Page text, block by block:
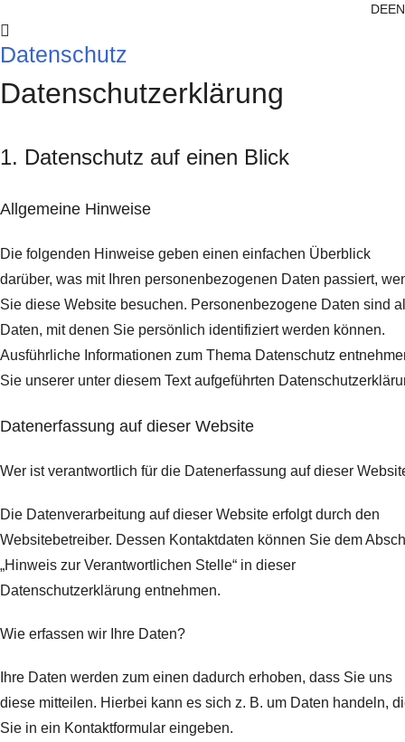
DEEN
Datenschutz
Datenschutz­erklärung
1. Datenschutz auf einen Blick
Allgemeine Hinweise
Die folgenden Hinweise geben einen einfachen Überblick
darüber, was mit Ihren personenbezogenen Daten passiert,
Sie diese Website besuchen. Personenbezogene Daten sind
Daten, mit denen Sie persönlich identifiziert werden können.
Ausführliche Informationen zum Thema Datenschutz
Sie unserer unter diesem Text aufgeführten
Datenerfassung auf dieser Website
Wer ist verantwortlich für die Datenerfassung auf dieser
Die Datenverarbeitung auf dieser Website erfolgt durch den
Websitebetreiber. Dessen Kontaktdaten können Sie dem
„Hinweis zur Verantwortlichen Stelle“ in dieser
Datenschutzerklärung entnehmen.
Wie erfassen wir Ihre Daten?
Ihre Daten werden zum einen dadurch erhoben, dass Sie uns
diese mitteilen. Hierbei kann es sich z. B. um Daten handeln,
Sie in ein Kontaktformular eingeben.